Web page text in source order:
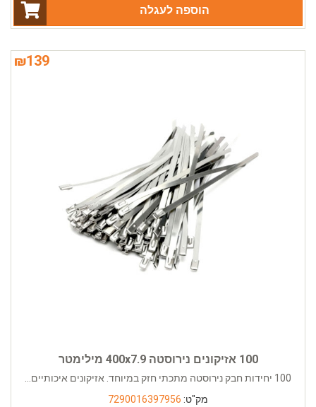
הוספה לעגלה
₪139
100 אזיקונים נירוסטה 400x7.9 מילימטר
100 יחידות חבק נירוסטה מתכתי חזק במיוחד. אזיקונים איכותיים...
מק"ט: 7290016397956